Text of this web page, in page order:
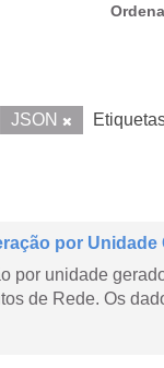
JSON
por Unidade
por unidade
de Rede. Os